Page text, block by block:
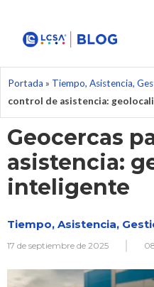
Portada » Tiempo, Asistencia,
control de asistencia:
Geocercas
asistencia:
inteligente
Tiempo, Asistencia,
17 de septiembre de 2025